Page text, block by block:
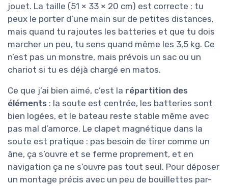
jouet. La taille (51 × 33 × 20 cm) est correcte : tu
peux le porter d’une main sur de petites distances,
mais quand tu rajoutes les batteries et que tu dois
marcher un peu, tu sens quand même les 3,5 kg. Ce
n’est pas un monstre, mais prévois un sac ou un
chariot si tu es déjà chargé en matos.
Ce que j’ai bien aimé, c’est la répartition des
éléments : la soute est centrée, les batteries sont
bien logées, et le bateau reste stable même avec
pas mal d’amorce. Le clapet magnétique dans la
soute est pratique : pas besoin de tirer comme un
âne, ça s’ouvre et se ferme proprement, et en
navigation ça ne s’ouvre pas tout seul. Pour déposer
un montage précis avec un peu de bouillettes par-